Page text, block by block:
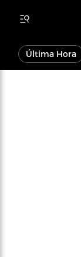
Última Hora